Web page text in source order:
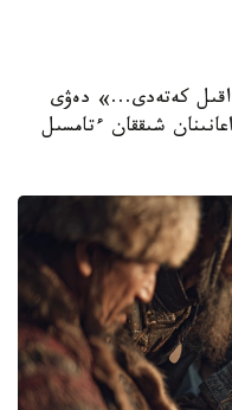
كەتەدى...» دەۋى
شىققان ءتامسىل